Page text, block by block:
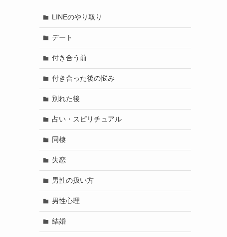
LINEのやり取り
デート
付き合う前
付き合った後の悩み
別れた後
占い・スピリチュアル
同棲
失恋
男性の扱い方
男性心理
結婚